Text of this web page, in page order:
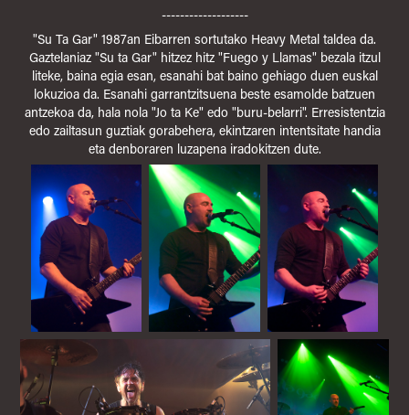
-------------------
"Su Ta Gar" 1987an Eibarren sortutako Heavy Metal taldea da.
Gaztelaniaz "Su ta Gar" hitzez hitz "Fuego y Llamas" bezala itzul
liteke, baina egia esan, esanahi bat baino gehiago duen euskal
lokuzioa da. Esanahi garrantzitsuena beste esamolde batzuen
antzekoa da, hala nola "Jo ta Ke" edo "buru-belarri". Erresistentzia
edo zailtasun guztiak gorabehera, ekintzaren intentsitate handia
eta denboraren luzapena iradokitzen dute.